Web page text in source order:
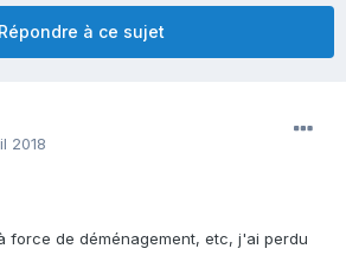
Répondre à ce sujet
2018
force de déménagement, etc, j'ai perdu